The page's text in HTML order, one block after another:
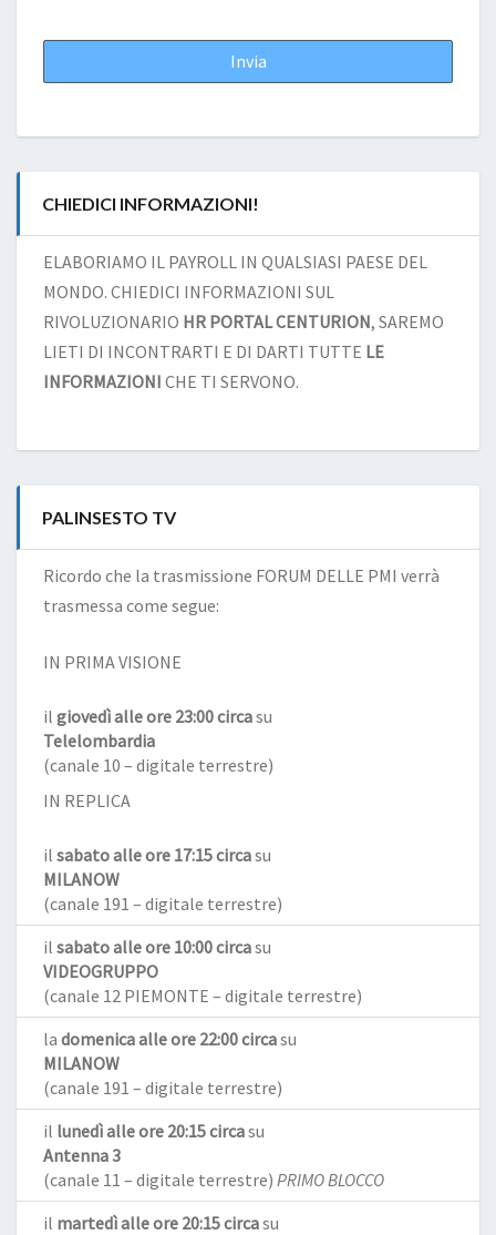
CHIEDICI INFORMAZIONI!
ELABORIAMO IL PAYROLL IN QUALSIASI PAESE DEL
MONDO. CHIEDICI INFORMAZIONI SUL
RIVOLUZIONARIO HR PORTAL CENTURION, SAREMO
LIETI DI INCONTRARTI E DI DARTI TUTTE LE
INFORMAZIONI CHE TI SERVONO.
PALINSESTO TV
Ricordo che la trasmissione FORUM DELLE PMI verrà
trasmessa come segue:
IN PRIMA VISIONE
il giovedì alle ore 23:00 circasu
Telelombardia
(canale 10 – digitale terrestre)
IN REPLICA
il sabato alle ore 17:15 circasu
MILANOW
(canale 191 – digitale terrestre)
il sabato alle ore 10:00 circasu
VIDEOGRUPPO
(canale 12 PIEMONTE – digitale terrestre)
la domenica alle ore 22:00 circasu
MILANOW
(canale 191 – digitale terrestre)
il lunedì alle ore 20:15 circasu
Antenna 3
(canale 11 – digitale terrestre) PRIMO BLOCCO
il martedì alle ore 20:15 circasu